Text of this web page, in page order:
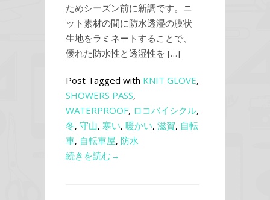
ためシーズン前に新調です。ニ
ット素材の間に防水透湿の膜状
生地をラミネートすることで、
優れた防水性と透湿性を […]
Post Tagged with KNIT GLOVE,
SHOWERS PASS,
WATERPROOF, ロコバイシクル,
冬, 守山, 寒い, 暖かい, 滋賀, 自転
車, 自転車屋, 防水
続きを読む→